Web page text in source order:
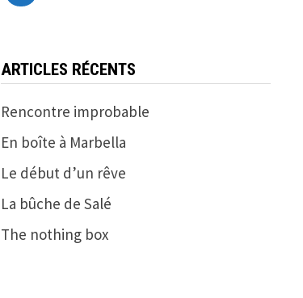
ARTICLES RÉCENTS
Rencontre improbable
En boîte à Marbella
Le début d’un rêve
La bûche de Salé
The nothing box